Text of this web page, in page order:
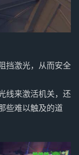
挡激光，从而安全
线来激活机关，还
些难以触及的道